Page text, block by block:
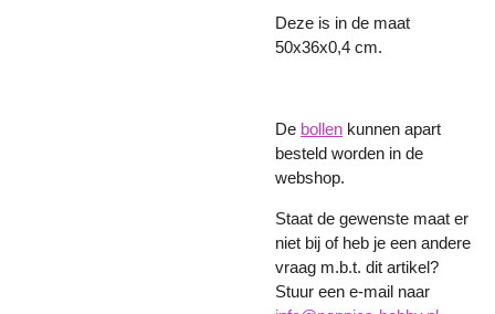
Deze is in de maat
50x36x0,4 cm.
De bollen kunnen apart
besteld worden in de
webshop.
Staat de gewenste maat er
niet bij of heb je een andere
vraag m.b.t. dit artikel?
Stuur een e-mail naar